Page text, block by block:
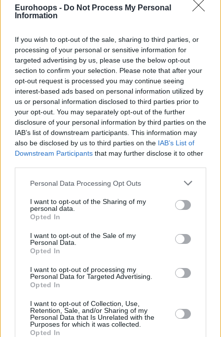
Eurohoops - Do Not Process My Personal
Information
If you wish to opt-out of the sale, sharing to third parties, or
processing of your personal or sensitive information for
targeted advertising by us, please use the below opt-out
section to confirm your selection. Please note that after your
opt-out request is processed you may continue seeing
interest-based ads based on personal information utilized by
us or personal information disclosed to third parties prior to
your opt-out. You may separately opt-out of the further
disclosure of your personal information by third parties on the
IAB’s list of downstream participants. This information may
also be disclosed by us to third parties on the IAB’s List of
Downstream Participants that may further disclose it to other
Please note that this website/app uses one or more Google
not limited to your visit or usage behaviour. You may click to
grant or deny consent to Google and its third-party tags to
use your data for below specified purposes in below Google
consent section.
Personal Data Processing Opt Outs
I want to opt-out of the Sharing of my
personal data.
Opted In
I want to opt-out of the Sale of my
Personal Data.
Opted In
I want to opt-out of processing my
Personal Data for Targeted Advertising.
Opted In
I want to opt-out of Collection, Use,
Retention, Sale, and/or Sharing of my
Personal Data that Is Unrelated with the
Purposes for which it was collected.
Opted In
Παναθηναϊκό να αντιμετωπίζει τον Αμύντα με αβαντάζ της
έδρας (στις δύο νίκες) και στη συνέχεια θα αντιμετωπίσει
στον τελικό της διοργάνωσης.